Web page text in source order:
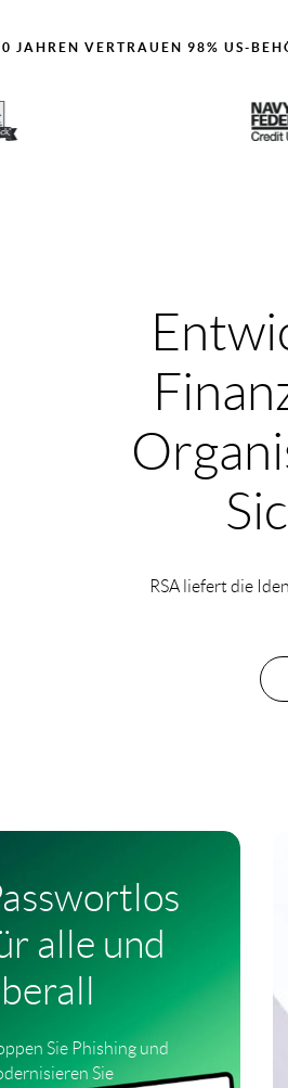
JAHREN VERTRAUEN 98% US-
RSA liefert die
alle und
Sie Phishing und
Sie